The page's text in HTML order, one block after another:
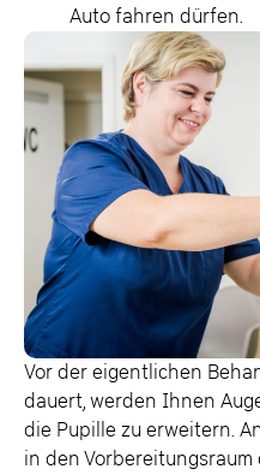
Auto fahren dürfen.
Vor der eigentlichen
dauert, werden Ihnen
die Pupille zu erweitern.
in den Vorbereitungsraum